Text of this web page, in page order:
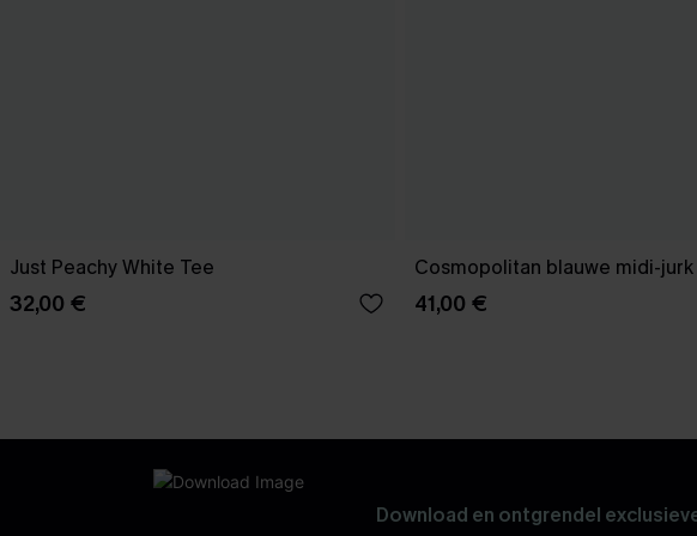
Just Peachy White Tee
32,00 €
Cosmopolitan blauwe midi-jurk
41,00 €
Download en ontgrendel